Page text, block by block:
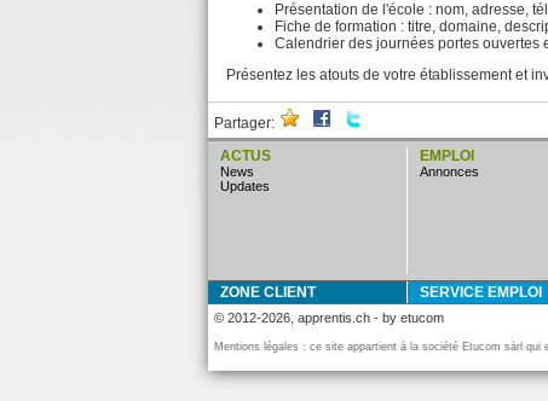
Présentation de l'école : nom, adresse,
Fiche de formation : titre, domaine,
Calendrier des journées portes ouvertes
Présentez les atouts de votre établissement et
Partager:
ACTUS
news
updates
EMPLOI
annonces
ZONE CLIENT SERVICE EMPLOI
© 2012-2026, apprentis.ch - by etucom
Mentions légales : ce site appartient à la société Etucom sàrl qui